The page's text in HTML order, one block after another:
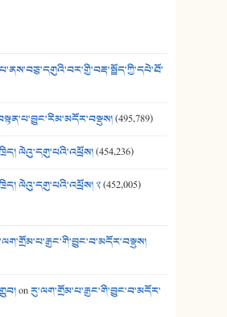
(495,789)
ལེའུ་དགུ་པའི་འཕྲོས།(454,236)
ལེའུ་དགུ་པའི་འཕྲོས། ༢(452,005)
onརུ་ལག་གྲོམ་པ་རྒྱང་གི་བྱུང་བ་མདོར་